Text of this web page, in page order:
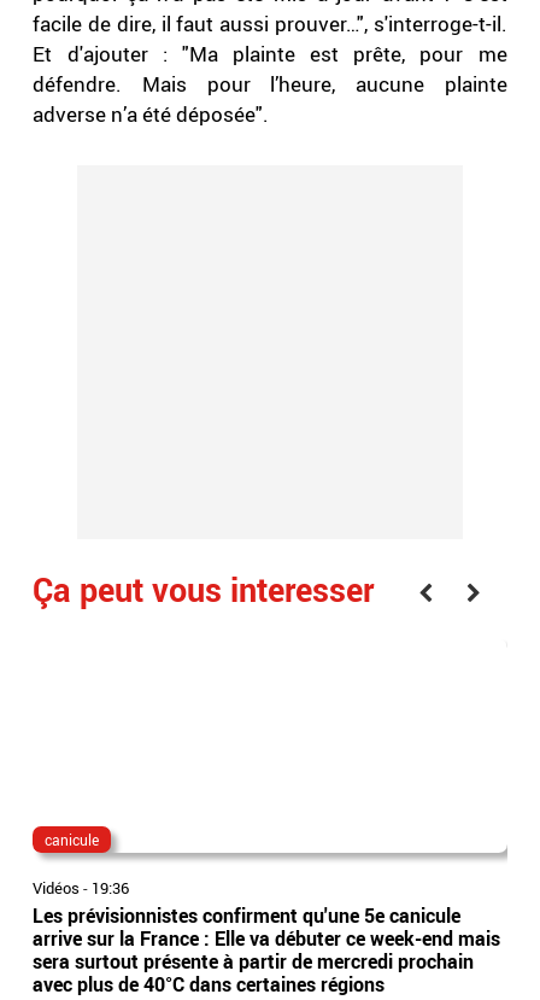
facile de dire, il faut aussi prouver…", s'interroge-t-il.
Et d'ajouter : "Ma plainte est prête, pour me
défendre. Mais pour l’heure, aucune plainte
adverse n’a été déposée".
Ça peut vous interesser
canicule
Vidéos - 19:36
Les prévisionnistes confirment qu'une 5e canicule
arrive sur la France : Elle va débuter ce week-end mais
sera surtout présente à partir de mercredi prochain
avec plus de 40°C dans certaines régions